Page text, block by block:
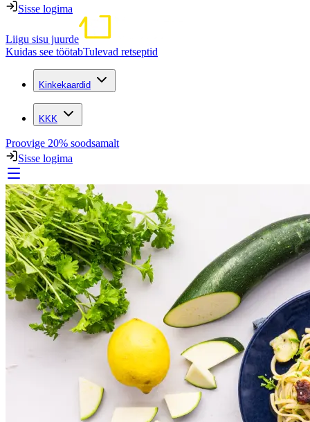
Sisse logima
Liigu sisu juurde
Kuidas see töötabTulevad retseptid
Kinkekaardid
KKK
Proovige 20% soodsamalt
Sisse logima